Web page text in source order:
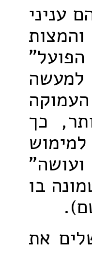
עניני
כך
ועושה"
בו
את